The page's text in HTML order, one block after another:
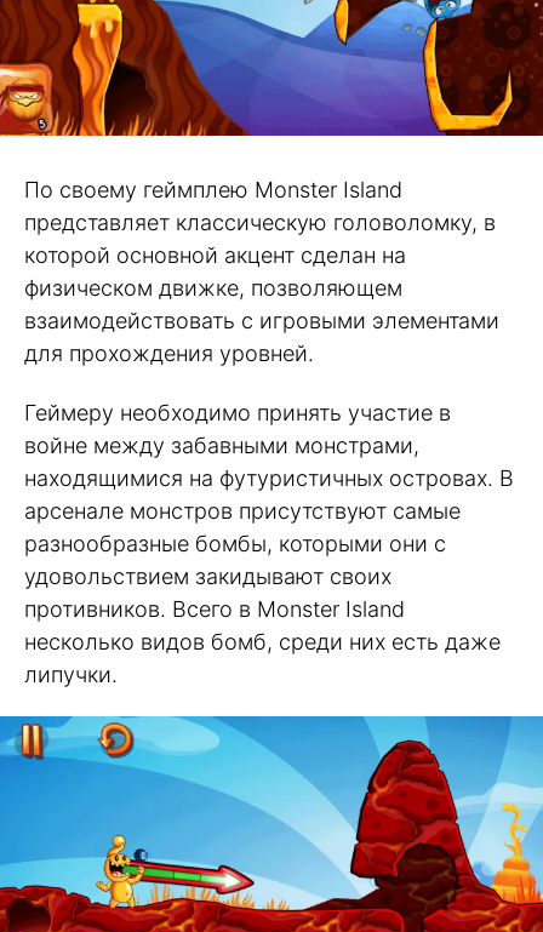
По своему геймплею Monster Island
представляет классическую головоломку, в
которой основной акцент сделан на
физическом движке, позволяющем
взаимодействовать с игровыми элементами
для прохождения уровней.
Геймеру необходимо принять участие в
войне между забавными монстрами,
находящимися на футуристичных островах. В
арсенале монстров присутствуют самые
разнообразные бомбы, которыми они с
удовольствием закидывают своих
противников. Всего в Monster Island
несколько видов бомб, среди них есть даже
липучки.